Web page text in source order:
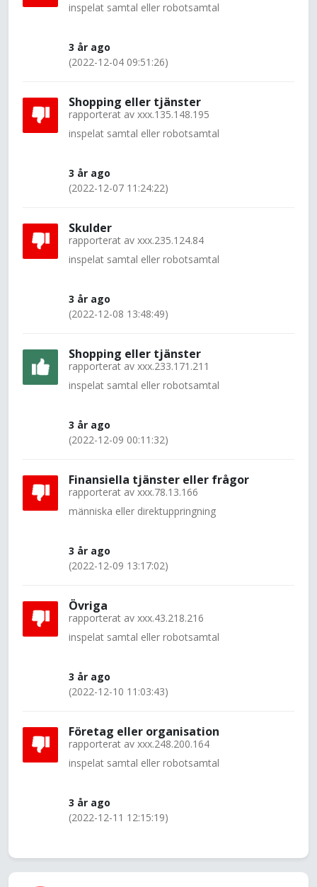
inspelat samtal eller robotsamtal
3 år ago
(2022-12-04 09:51:26)
Shopping eller tjänster
rapporterat av xxx.135.148.195
inspelat samtal eller robotsamtal
3 år ago
(2022-12-07 11:24:22)
Skulder
rapporterat av xxx.235.124.84
inspelat samtal eller robotsamtal
3 år ago
(2022-12-08 13:48:49)
Shopping eller tjänster
rapporterat av xxx.233.171.211
inspelat samtal eller robotsamtal
3 år ago
(2022-12-09 00:11:32)
Finansiella tjänster eller frågor
rapporterat av xxx.78.13.166
människa eller direktuppringning
3 år ago
(2022-12-09 13:17:02)
Övriga
rapporterat av xxx.43.218.216
inspelat samtal eller robotsamtal
3 år ago
(2022-12-10 11:03:43)
Företag eller organisation
rapporterat av xxx.248.200.164
inspelat samtal eller robotsamtal
3 år ago
(2022-12-11 12:15:19)